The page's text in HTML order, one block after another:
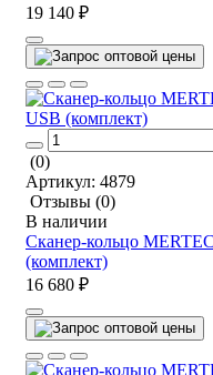
19 140 ₽
(0)
Артикул: 4879
Отзывы (0)
В наличии
Сканер-кольцо
(комплект)
16 680 ₽